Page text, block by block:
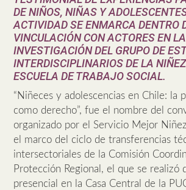
DE NIÑOS, NIÑAS Y
ACTIVIDAD SE ENMARCA DENTRO
VINCULACIÓN CON ACTORES EN
INVESTIGACIÓN DEL GRUPO DE
INTERDISCIPLINARIOS DE LA
ESCUELA DE TRABAJO SOCIAL.
“Niñeces y adolescencias en Chile: la
como derecho”, fue el nombre del
organizado por el Servicio Mejor
el marco del ciclo de transferencias
intersectoriales de la Comisión
Protección Regional, el que se realizó
presencial en la Casa Central de la